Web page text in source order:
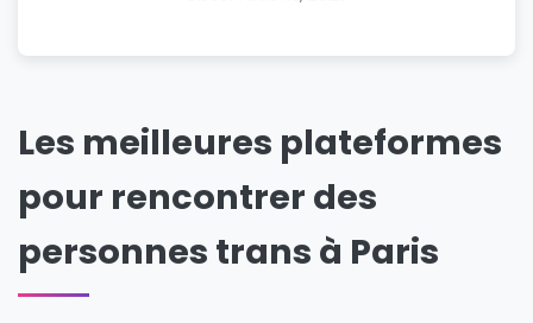
Les meilleures plateformes
pour rencontrer des
personnes trans à Paris